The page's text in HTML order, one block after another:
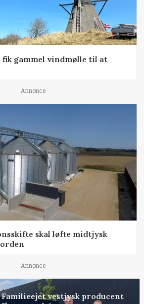
gammel vindmølle til at
Annonce
skal løfte midtjysk
Annonce
vestjysk producent